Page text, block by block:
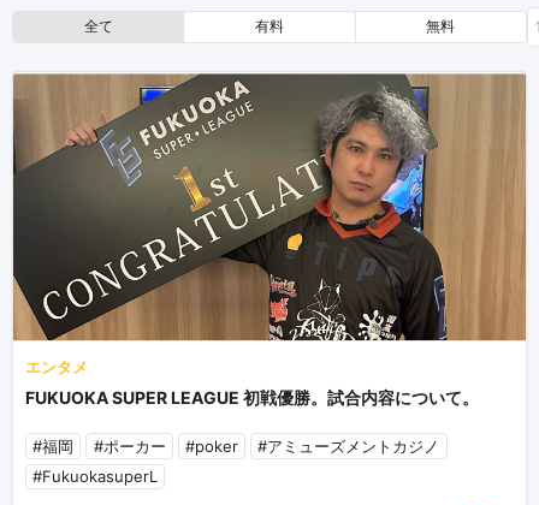
全て 有料 無料
エンタメ
FUKUOKA SUPER LEAGUE 初戦優勝。試合内容について。
#福岡 #ポーカー #poker
#アミューズメントカジノ
#FukuokasuperL